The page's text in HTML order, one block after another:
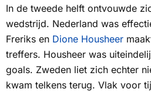
In de tweede helft ontvouwde
wedstrijd. Nederland was
Freriks en Dione Housheer
treffers. Housheer was
goals. Zweden liet zich echter
kwam telkens terug. Vlak voor